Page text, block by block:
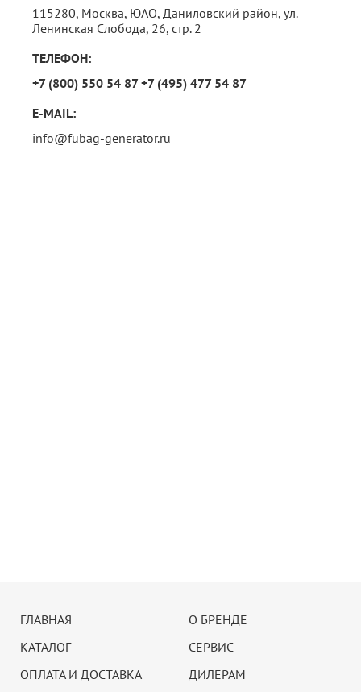
115280, Москва, ЮАО, Даниловский район, ул.
Ленинская Слобода, 26, стр. 2
ТЕЛЕФОН:
+7 (800) 550 54 87 +7 (495) 477 54 87
E-MAIL:
info@fubag-generator.ru
ГЛАВНАЯ
О БРЕНДЕ
КАТАЛОГ
СЕРВИС
ОПЛАТА И ДОСТАВКА
ДИЛЕРАМ